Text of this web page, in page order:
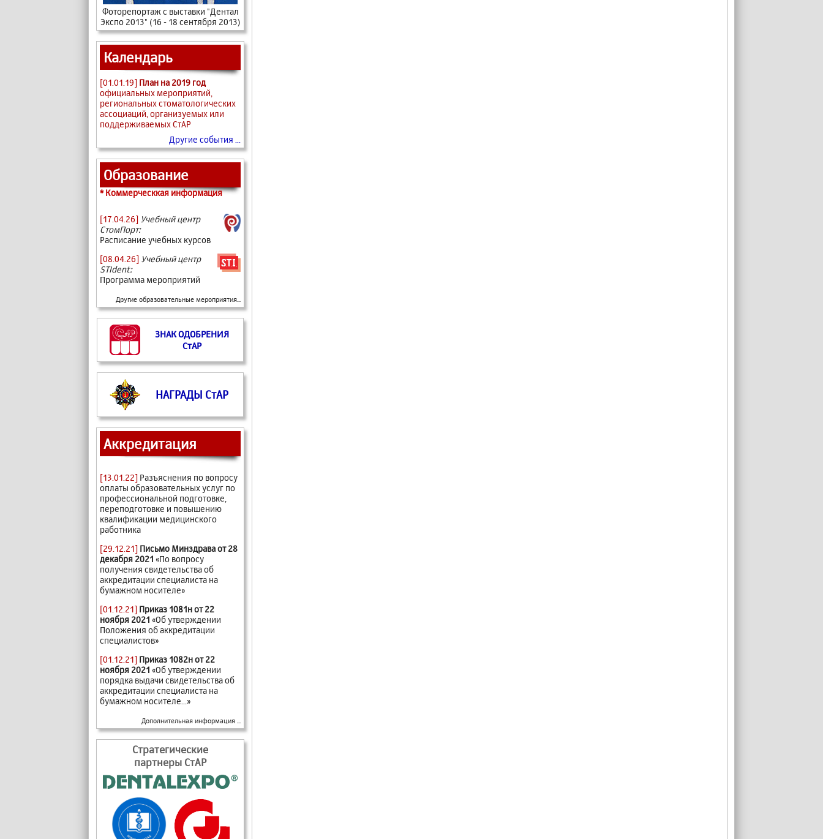
Фоторепортаж с выставки "Дентал
Экспо 2013" (16 - 18 сентября 2013)
Календарь
[01.01.19] План на 2019 год
официальных мероприятий,
региональных стоматологических
ассоциаций, организуемых или
поддерживаемых СтАР
Другие события ...
Образование
* Коммерческкая информация
[17.04.26] Учебный центр
СтомПорт:
Расписание учебных курсов
[08.04.26] Учебный центр
STIdent:
Программа мероприятий
Другие образовательные мероприятия...
ЗНАК ОДОБРЕНИЯ
СтАР
НАГРАДЫ СтАР
Аккредитация
[13.01.22] Разъяснения по вопросу
оплаты образовательных услуг по
профессиональной подготовке,
переподготовке и повышению
квалификации медицинского
работника
[29.12.21] Письмо Минздрава от 28
декабря 2021 «По вопросу
получения свидетельства об
аккредитации специалиста на
бумажном носителе»
[01.12.21] Приказ 1081н от 22
ноября 2021 «Об утверждении
Положения об аккредитации
специалистов»
[01.12.21] Приказ 1082н от 22
ноября 2021 «Об утверждении
порядка выдачи свидетельства об
аккредитации специалиста на
бумажном носителе...»
Дополнительная информация ...
Стратегические
партнеры СтАР